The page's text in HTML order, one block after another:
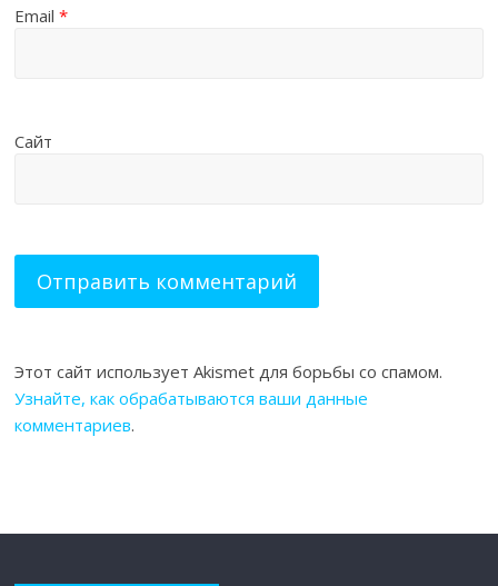
Email*
Сайт
Этот сайт использует Akismet для борьбы со спамом.
Узнайте, как обрабатываются ваши данные
комментариев.